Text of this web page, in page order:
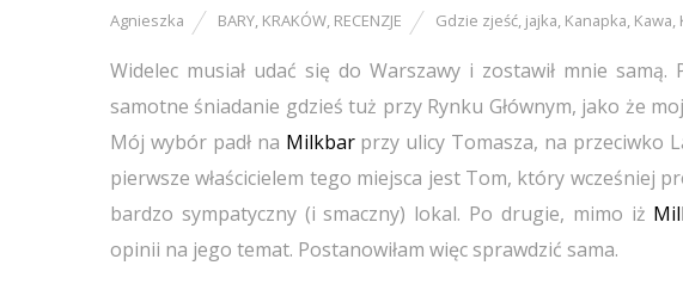
Agnieszka BARY, KRAKÓW, RECENZJE Gdzie zjeść, jajka, Kanapka, Kawa,
Widelec musiał udać się do Warszawy i zostawił mnie
samotne śniadanie gdzieś tuż przy Rynku Głównym, jako że
Mój wybór padł na Milkbarprzy ulicy Tomasza, na przeciwko
pierwsze właścicielem tego miejsca jest Tom, który wcześniej
bardzo sympatyczny (i smaczny) lokal. Po drugie, mimo iż
opinii na jego temat. Postanowiłam więc sprawdzić sama.